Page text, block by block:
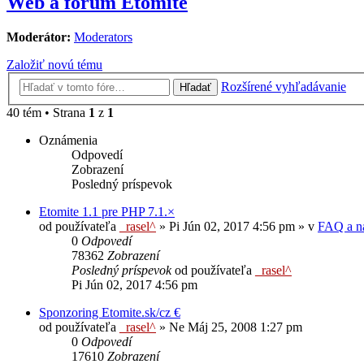
Moderátor: Moderators
Založiť novú tému
Hľadať
Rozšírené vyhľadávanie
40 tém • Strana 1 z 1
Oznámenia
Odpovedí
Zobrazení
Posledný príspevok
Etomite 1.1 pre PHP 7.1.×
od používateľa
_rasel^ » Pi Jún 02, 2017 4:56 pm » v FAQ a
0 Odpovedí
78362 Zobrazení
Posledný príspevokod používateľa
_rasel^
Pi Jún 02, 2017 4:56 pm
Sponzoring Etomite.sk/cz €
od používateľa
_rasel^ » Ne Máj 25, 2008 1:27 pm
0 Odpovedí
17610 Zobrazení